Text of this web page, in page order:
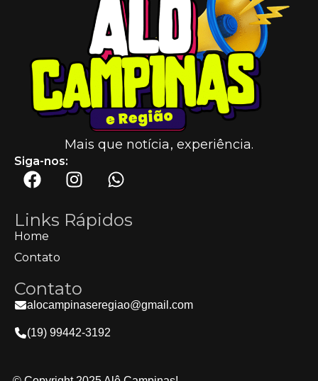
Mais que notícia, experiência.
Siga-nos:
Links Rápidos
Home
Contato
Contato
alocampinaseregiao@gmail.com
(19) 99442-3192